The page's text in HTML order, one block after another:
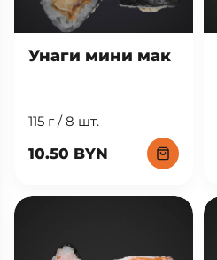
Унаги мини мак
115 г / 8 шт.
10.50 BYN